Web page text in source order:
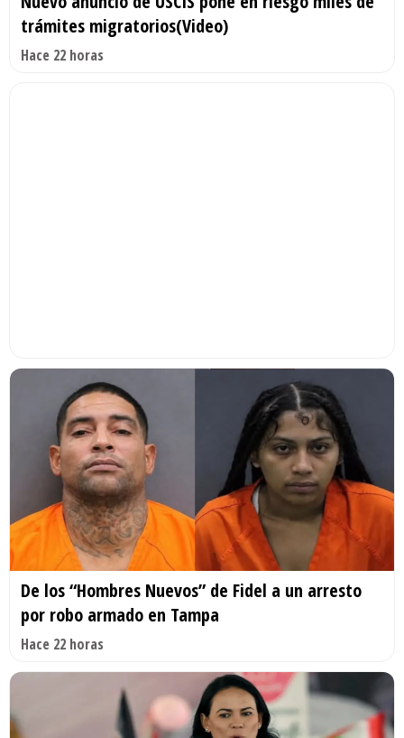
trámites migratorios(Video)
Hace 22 horas
De los “Hombres Nuevos” de Fidel a un arresto
por robo armado en Tampa
Hace 22 horas